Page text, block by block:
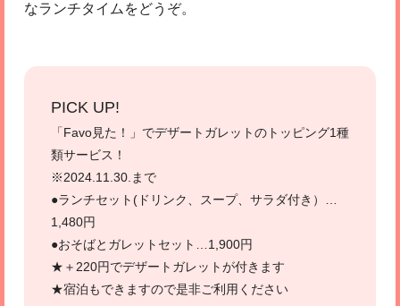
なランチタイムをどうぞ。
PICK UP!
「Favo見た！」でデザートガレットのトッピング1種
類サービス！
※2024.11.30.まで
●ランチセット(ドリンク、スープ、サラダ付き）…
1,480円
●おそばとガレットセット…1,900円
★＋220円でデザートガレットが付きます
★宿泊もできますので是非ご利用ください